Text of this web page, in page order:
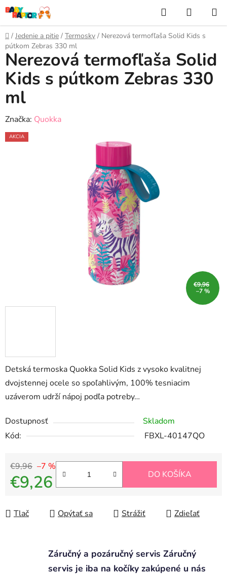
Prejsť
na
obsah
Hľadať
KOŠÍK
Domov
/ Jedenie a pitie / Termosky / Nerezová termofľaša Solid Kids s
pútkom Zebras 330 ml
Detská termoska Quokka Solid Kids z vysoko kvalitnej
dvojstennej ocele so spoľahlivým, 100% tesniacim
uzáverom udrží nápoj podľa potreby…
Dostupnosť
Skladom
Kód:
FBXL-40147QO
€9,96 –7 %
€9,26 DO KOŠÍKA
Tlač Opýtať sa Strážiť Zdieľať
Nerezová termofľaša Solid
Kids s pútkom Zebras 330
ml
Značka: Quokka
AKCIA
€9,96
–7 %
Záručný a pozáručný servis Záručný
servis je iba na kočíky zakúpené u nás